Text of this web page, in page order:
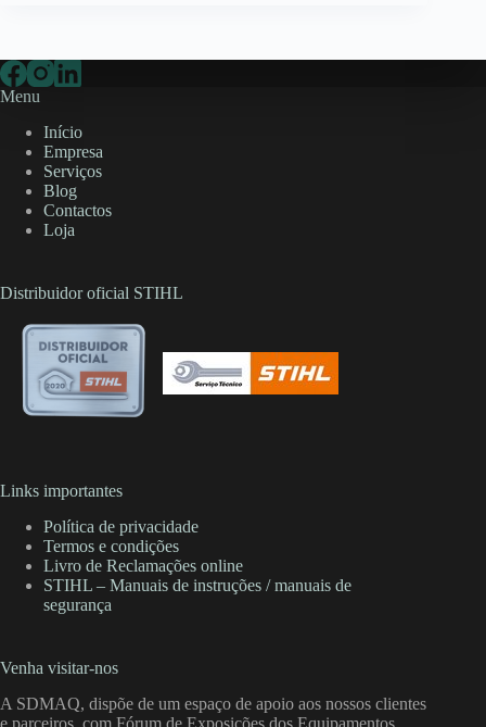
Menu
Início
Empresa
Serviços
Blog
Contactos
Loja
Distribuidor oficial STIHL
Links importantes
Política de privacidade
Termos e condições
Livro de Reclamações online
STIHL – Manuais de instruções / manuais de
segurança
Venha visitar-nos
A SDMAQ, dispõe de um espaço de apoio aos nossos clientes
e parceiros, com Fórum de Exposições dos Equipamentos,